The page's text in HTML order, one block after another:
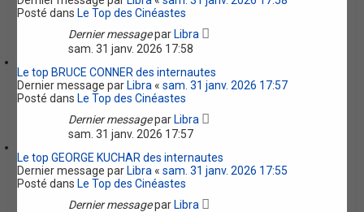
Posté dans Le Top des Cinéastes
Dernier messagepar Libra
sam. 31 janv. 2026 17:58
Le top BRUCE CONNER des internautes
Dernier message par Libra «sam. 31 janv. 2026 17:57
Posté dans Le Top des Cinéastes
Dernier messagepar Libra
sam. 31 janv. 2026 17:57
Le top GEORGE KUCHAR des internautes
Dernier message par Libra «sam. 31 janv. 2026 17:55
Posté dans Le Top des Cinéastes
Dernier messagepar Libra